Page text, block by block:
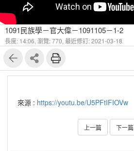
1091民族學－官大偉－1091105－1-2
長度: 14:06, 瀏覽: 770, 最近修訂: 2021-03-18
來源 : https://youtu.be/U5PFtIFIOVw
上一篇 下一篇